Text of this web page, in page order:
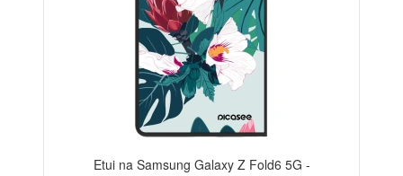
Etui na Samsung Galaxy Z Fold6 5G -